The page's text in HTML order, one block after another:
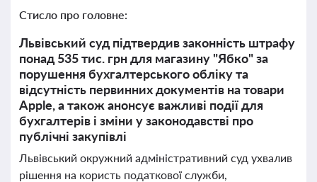
Стисло про головне:
Львівський суд підтвердив законність штрафу
понад 535 тис. грн для магазину "Ябко" за
порушення бухгалтерського обліку та
відсутність первинних документів на товари
Apple, а також анонсує важливі події для
бухгалтерів і зміни у законодавстві про
публічні закупівлі
Львівський окружний адміністративний суд ухвалив
рішення на користь податкової служби,